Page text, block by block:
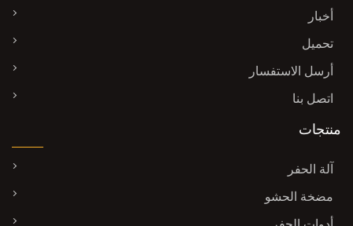
أخبار
تحميل
أرسل الاستفسار
اتصل بنا
منتجات
آلة الحفر
مضخة الحشو